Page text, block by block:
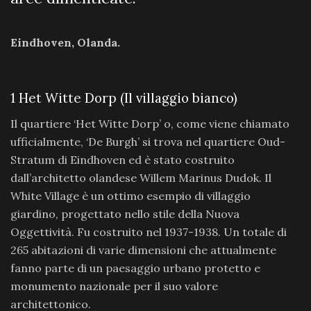
Eindhoven, Olanda.
1 Het Witte Dorp (Il villaggio bianco)
Il quartiere ‘Het Witte Dorp’ o, come viene chiamato
ufficialmente, ‘De Burgh’ si trova nel quartiere Oud-
Stratum di Eindhoven ed è stato costruito
dall’architetto olandese Willem Marinus Dudok. Il
White Village è un ottimo esempio di villaggio
giardino, progettato nello stile della Nuova
Oggettività. Fu costruito nel 1937-1938. Un totale di
265 abitazioni di varie dimensioni che attualmente
fanno parte di un paesaggio urbano protetto e
monumento nazionale per il suo valore
architettonico.